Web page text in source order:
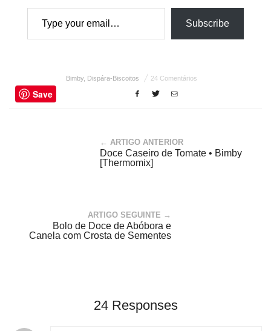
Type your email…
Subscribe
Bimby, Dispára-Biscoitos 24 Comentários
Save
← ARTIGO ANTERIOR
Doce Caseiro de Tomate • Bimby
[Thermomix]
ARTIGO SEGUINTE →
Bolo de Doce de Abóbora e
Canela com Crosta de Sementes
24 Responses